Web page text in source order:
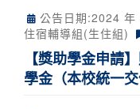
公告日期:2024 年
住宿輔導組(生住組)
【獎助學金申請
學金（本校統一